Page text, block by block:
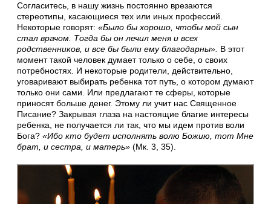
Согласитесь, в нашу жизнь постоянно врезаются
стереотипы, касающиеся тех или иных профессий.
Некоторые говорят: «Было бы хорошо, чтобы мой сын
стал врачом. Тогда бы он лечил меня и всех
родственников, и все бы были ему благодарны». В этот
момент такой человек думает только о себе, о своих
потребностях. И некоторые родители, действительно,
уговаривают выбирать ребенка тот путь, о котором думают
только они сами. Или предлагают те сферы, которые
приносят больше денег. Этому ли учит нас Священное
Писание? Закрывая глаза на настоящие благие интересы
ребенка, не получается ли так, что мы идем против воли
Бога? «Ибо кто будет исполнять волю Божию, тот Мне
брат, и сестра, и матерь» (Мк. 3, 35).